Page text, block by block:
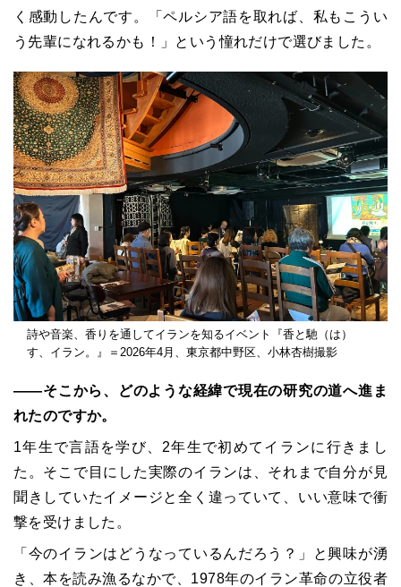
く感動したんです。「ペルシア語を取れば、私もこうい
う先輩になれるかも！」という憧れだけで選びました。
詩や音楽、香りを通してイランを知るイベント『香と馳（は）
す、イラン。』＝2026年4月、東京都中野区、小林杏樹撮影
――そこから、どのような経緯で現在の研究の道へ進ま
れたのですか。
1年生で言語を学び、2年生で初めてイランに行きまし
た。そこで目にした実際のイランは、それまで自分が見
聞きしていたイメージと全く違っていて、いい意味で衝
撃を受けました。
「今のイランはどうなっているんだろう？」と興味が湧
き、本を読み漁るなかで、1978年のイラン革命の立役者